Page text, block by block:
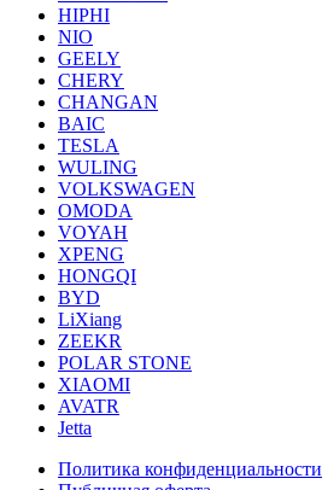
HIPHI
NIO
GEELY
CHERY
CHANGAN
BAIC
TESLA
WULING
VOLKSWAGEN
OMODA
VOYAH
XPENG
HONGQI
BYD
LiXiang
ZEEKR
POLAR STONE
XIAOMI
AVATR
Jetta
Политика конфиденциальности